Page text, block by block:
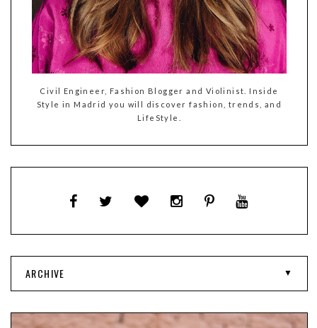
Civil Engineer, Fashion Blogger and Violinist. Inside
Style in Madrid you will discover fashion, trends, and
LifeStyle.
ARCHIVE